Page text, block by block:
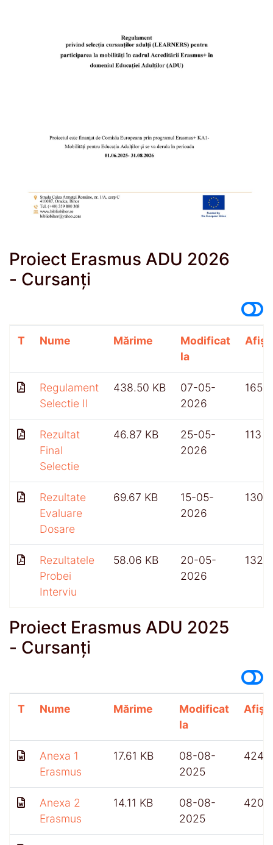
Proiect Erasmus ADU 2026
- Cursanți
T Nume Mărime
Modificat
la
Regulament
Selectie II
438.50 KB
07-05-
2026
165
Rezultat
Final
Selectie
46.87 KB
25-05-
2026
113
Rezultate
Evaluare
Dosare
69.67 KB
15-05-
2026
130
Rezultatele
Probei
Interviu
58.06 KB
20-05-
2026
132
Proiect Erasmus ADU 2025
- Cursanți
T Nume Mărime
Modificat
la
Anexa 1
Erasmus
17.61 KB
08-08-
2025
424
Anexa 2
Erasmus
14.11 KB
08-08-
2025
420